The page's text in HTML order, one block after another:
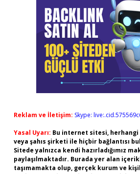
Reklam ve İletişim: Skype:
Yasal Uyarı: Bu internet sitesi,
veya şahıs şirketi ile hiçbir bağlantısı
Sitede yalnızca kendi hazırladığımız
paylaşılmaktadır. Burada yer alan
taşımamakta olup, gerçek kurum ve